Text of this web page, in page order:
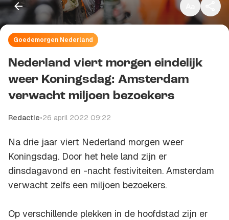
Goedemorgen Nederland
Nederland viert morgen eindelijk
weer Koningsdag: Amsterdam
verwacht miljoen bezoekers
Redactie•26 april 2022 09:22
Na drie jaar viert Nederland morgen weer
Koningsdag. Door het hele land zijn er
dinsdagavond en -nacht festiviteiten. Amsterdam
verwacht zelfs een miljoen bezoekers.
Op verschillende plekken in de hoofdstad zijn er